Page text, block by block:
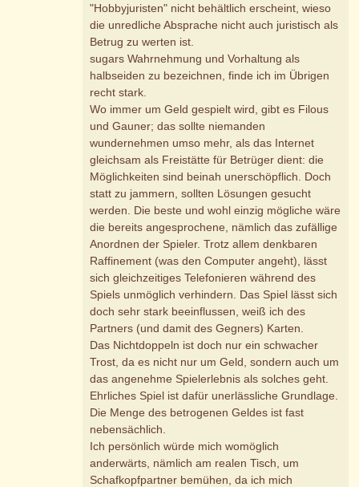
"Hobbyjuristen" nicht behältlich erscheint, wieso
die unredliche Absprache nicht auch juristisch als
Betrug zu werten ist.
sugars Wahrnehmung und Vorhaltung als
halbseiden zu bezeichnen, finde ich im Übrigen
recht stark.
Wo immer um Geld gespielt wird, gibt es Filous
und Gauner; das sollte niemanden
wundernehmen umso mehr, als das Internet
gleichsam als Freistätte für Betrüger dient: die
Möglichkeiten sind beinah unerschöpflich. Doch
statt zu jammern, sollten Lösungen gesucht
werden. Die beste und wohl einzig mögliche wäre
die bereits angesprochene, nämlich das zufällige
Anordnen der Spieler. Trotz allem denkbaren
Raffinement (was den Computer angeht), lässt
sich gleichzeitiges Telefonieren während des
Spiels unmöglich verhindern. Das Spiel lässt sich
doch sehr stark beeinflussen, weiß ich des
Partners (und damit des Gegners) Karten.
Das Nichtdoppeln ist doch nur ein schwacher
Trost, da es nicht nur um Geld, sondern auch um
das angenehme Spielerlebnis als solches geht.
Ehrliches Spiel ist dafür unerlässliche Grundlage.
Die Menge des betrogenen Geldes ist fast
nebensächlich.
Ich persönlich würde mich womöglich
anderwärts, nämlich am realen Tisch, um
Schafkopfpartner bemühen, da ich mich